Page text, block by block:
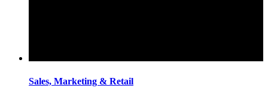
Sales, Marketing & Retail